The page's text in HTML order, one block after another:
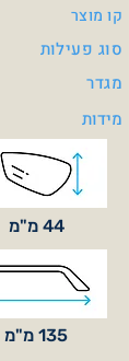
קו מוצר
סוג פעילות
מגדר
מידות
44 מ"מ
135 מ"מ